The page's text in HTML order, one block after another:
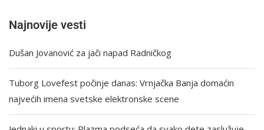
Najnovije vesti
Dušan Jovanović za jači napad Radničkog
Tuborg Lovefest počinje danas: Vrnjačka Banja domaćin
najvećih imena svetske elektronske scene